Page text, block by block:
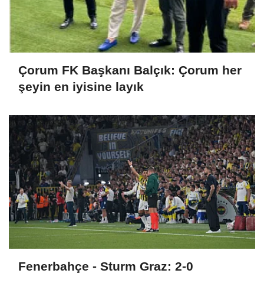
Çorum FK Başkanı Balçık: Çorum her
şeyin en iyisine layık
Fenerbahçe - Sturm Graz: 2-0